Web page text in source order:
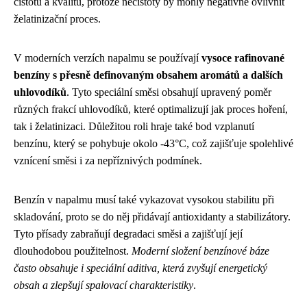
želatinizační proces.
V moderních verzích napalmu se používajívysoce rafinované
benzíny s přesně definovaným obsahem aromátů a dalších
uhlovodíků. Tyto speciální směsi obsahují upravený poměr
různých frakcí uhlovodíků, které optimalizují jak proces hoření,
tak i želatinizaci. Důležitou roli hraje také bod vzplanutí
benzínu, který se pohybuje okolo -43°C, což zajišťuje spolehlivé
vznícení směsi i za nepříznivých podmínek.
Benzín v napalmu musí také vykazovat vysokou stabilitu při
skladování, proto se do něj přidávají antioxidanty a stabilizátory.
Tyto přísady zabraňují degradaci směsi a zajišťují její
dlouhodobou použitelnost. Moderní složení benzínové báze
často obsahuje i speciální aditiva, která zvyšují energetický
obsah a zlepšují spalovací charakteristiky.